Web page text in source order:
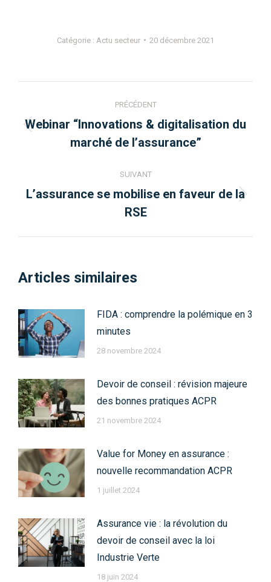
Catégorie : Actu secteur 20 décembre 2021
article
PRÉCÉDENT
Article
précédent
Webinar “Innovations & digitalisation du
marché de l’assurance”
SUIVANT
Article
suivant
:
L’assurance se mobilise en faveur de la
RSE
Articles similaires
FIDA : comprendre la polémique en 3
minutes
28 novembre 2024
Devoir de conseil : révision majeure
des bonnes pratiques ACPR
21 novembre 2024
Value for Money en assurance :
nouvelle recommandation ACPR
1 juillet 2024
Assurance vie : la révolution du
devoir de conseil avec la loi
Industrie Verte
18 juin 2024